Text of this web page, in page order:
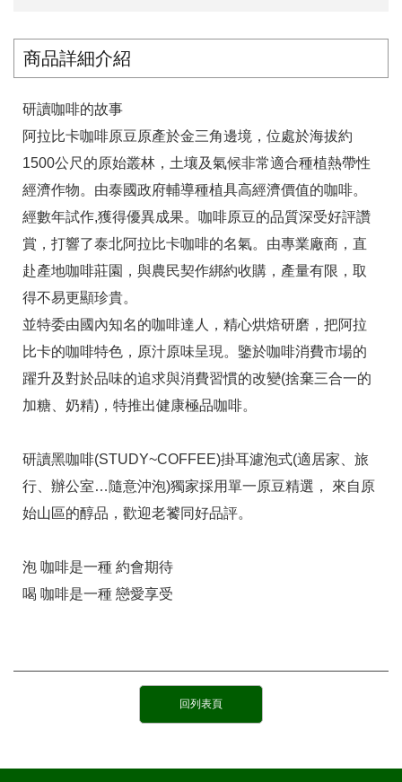
商品詳細介紹
研讀咖啡的故事
阿拉比卡咖啡原豆原產於金三角邊境，位處於海拔約
1500公尺的原始叢林，土壤及氣候非常適合種植熱帶性
經濟作物。由泰國政府輔導種植具高經濟價值的咖啡。
經數年試作,獲得優異成果。咖啡原豆的品質深受好評讚
賞，打響了泰北阿拉比卡咖啡的名氣。由專業廠商，直
赴產地咖啡莊園，與農民契作綁約收購，產量有限，取
得不易更顯珍貴。
並特委由國內知名的咖啡達人，精心烘焙研磨，把阿拉
比卡的咖啡特色，原汁原味呈現。鑒於咖啡消費市場的
躍升及對於品味的追求與消費習慣的改變(捨棄三合一的
加糖、奶精)，特推出健康極品咖啡。
研讀黑咖啡(STUDY~COFFEE)掛耳濾泡式(適居家、旅
行、辦公室…隨意沖泡)獨家採用單一原豆精選， 來自原
始山區的醇品，歡迎老饕同好品評。
泡 咖啡是一種 約會期待
喝 咖啡是一種 戀愛享受
回列表頁